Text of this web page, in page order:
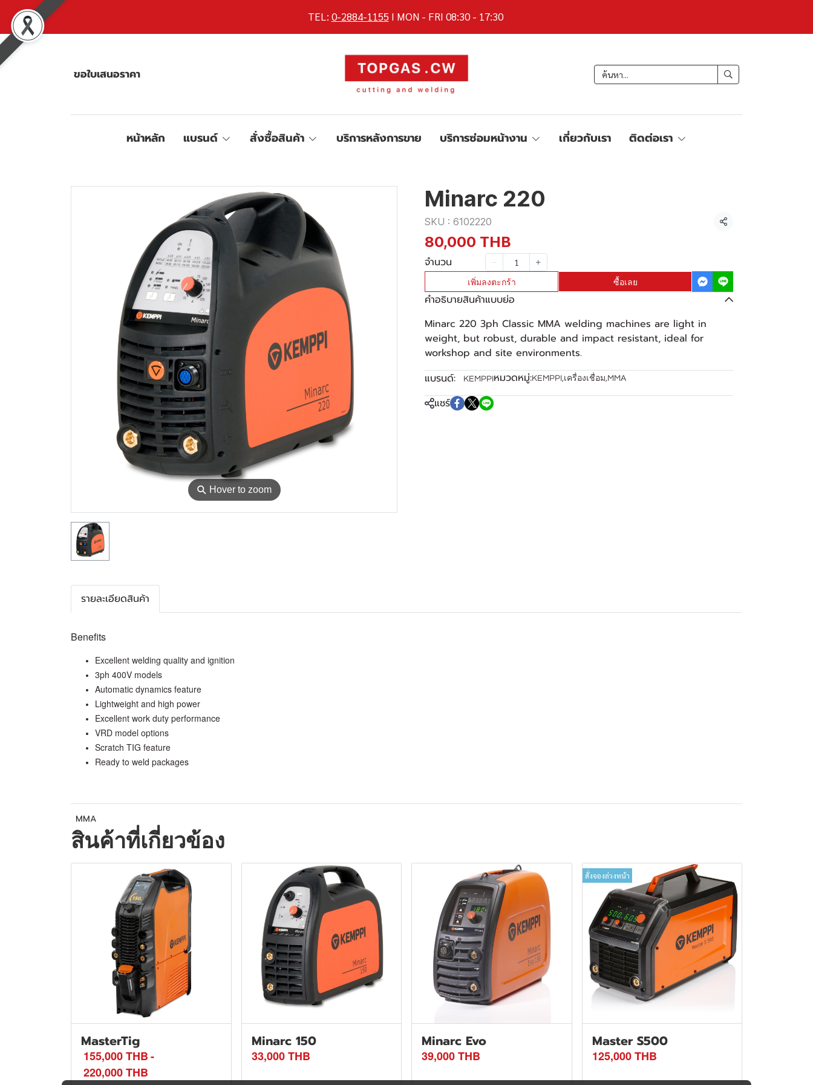
TEL: 0-2884-1155I MON - FRI 08:30 - 17:30
ขอใบเสนอราคา
หน้าหลัก แบรนด์ สั่งซื้อสินค้า บริการหลังการขาย บริการซ่อมหน้างาน เกี่ยวกับเรา ติดต่อเรา
⚲ Hover to zoom
Minarc 220
SKU : 6102220 แชร์
80,000 THB
จำนวน
เพิ่มลงตะกร้า ซื้อเลย
คำอธิบายสินค้าแบบย่อ
Minarc 220 3ph Classic MMA welding machines are light in
weight, but robust, durable and impact resistant, ideal for
workshop and site environments.
แบรนด์:
KEMPPI หมวดหมู่:KEMPPI ,เครื่องเชื่อม, MMA
แชร์
รายละเอียดสินค้า
Benefits
Excellent welding quality and ignition
3ph 400V models
Automatic dynamics feature
Lightweight and high power
Excellent work duty performance
VRD model options
Scratch TIG feature
Ready to weld packages
MMA
สินค้าที่เกี่ยวข้อง
MasterTig
155,000 THB-
220,000 THB
Minarc 150
33,000 THB
Minarc Evo
39,000 THB
สั่งจองล่วงหน้า
Master S500
125,000 THB